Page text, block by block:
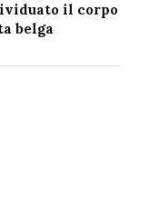
il corpo
belga